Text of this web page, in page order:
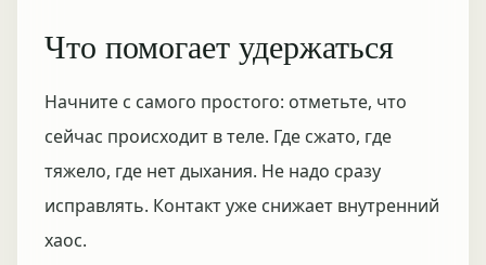
Что помогает удержаться
Начните с самого простого: отметьте, что
сейчас происходит в теле. Где сжато, где
тяжело, где нет дыхания. Не надо сразу
исправлять. Контакт уже снижает внутренний
хаос.